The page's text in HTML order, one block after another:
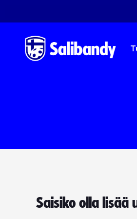
Saisiko olla lisää